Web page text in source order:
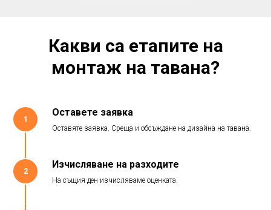
Какви са етапите на
монтаж на тавана?
1
Оставете заявка
Оставяте заявка. Среща и обсъждане на дизайна на тавана.
2
Изчисляване на разходите
На същия ден изчисляваме оценката.